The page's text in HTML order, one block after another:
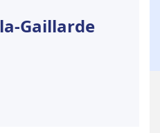
Gaillarde